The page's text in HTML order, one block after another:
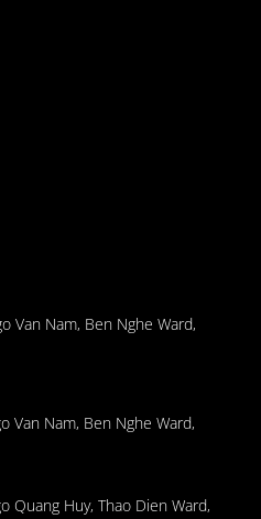
Van Nam, Ben Nghe Ward,
Van Nam, Ben Nghe Ward,
Quang Huy, Thao Dien Ward,